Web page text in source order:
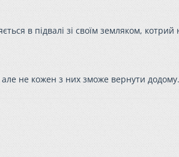
в підвалі зі своїм земляком,
не кожен з них зможе вернути додому.